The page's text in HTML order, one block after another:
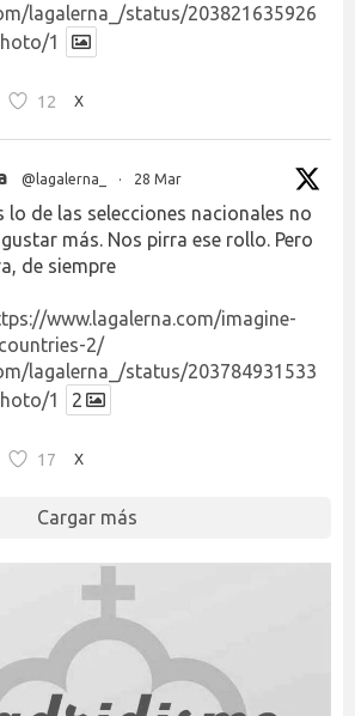
lagalerna_/status/203821635926
1
12 X
@lagalerna_ · 28 Mar
lo de las selecciones nacionales no
más. Nos pirra ese rollo. Pero
de siempre
www.lagalerna.com/imagine-
2/
lagalerna_/status/203784931533
1
2
17 X
Cargar más